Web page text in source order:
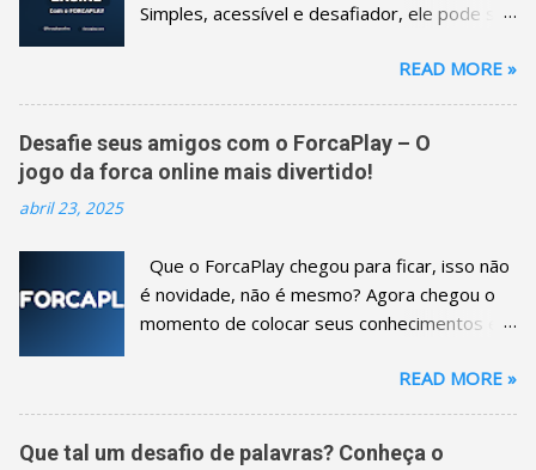
Simples, acessível e desafiador, ele pode se
educacional, especialmente para o
desenvolvimento do vocabulário e o apoio
em diversas atividades escolares. No blog
FORCA PLAY , vamos mostrar como esse
jogo pode fazer a diferença na sala de aula!
tentar adivinhar palavras letra por letra, os
alunos exercitam o reconhecimento de
termos e ampliam o repertório linguístico de
selecionar palavras de acordo com o
conteúdo estudado, reforçando o
aprendizado. 2. Melhora da Ortografia Cada
READ MORE »
Desafie seus amigos com o ForcaPlay – O
jogo da forca online mais divertido!
abril 23, 2025
Que o ForcaPlay chegou para ficar, isso não
é novidade, não é mesmo? Agora chegou o
momento de colocar seus conhecimentos e
jogo da forca online. E o melhor: é super fácil
começar! Vamos te mostrar o passo a passo:
1-Como criar uma conta? Para começar a
READ MORE »
Que tal um desafio de palavras? Conheça o